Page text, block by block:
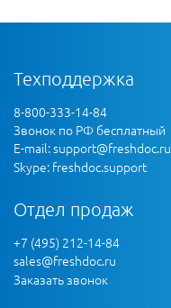
Техподдержка
8-800-333-14-84
Звонок по РФ бесплатный
E-mail:support@freshdoc.ru
Skype: freshdoc.support
Отдел продаж
+7 (495) 212-14-84
sales@freshdoc.ru
Заказать звонок